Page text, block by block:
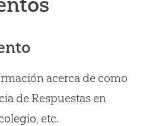
acerca de como
de Respuestas en
etc.